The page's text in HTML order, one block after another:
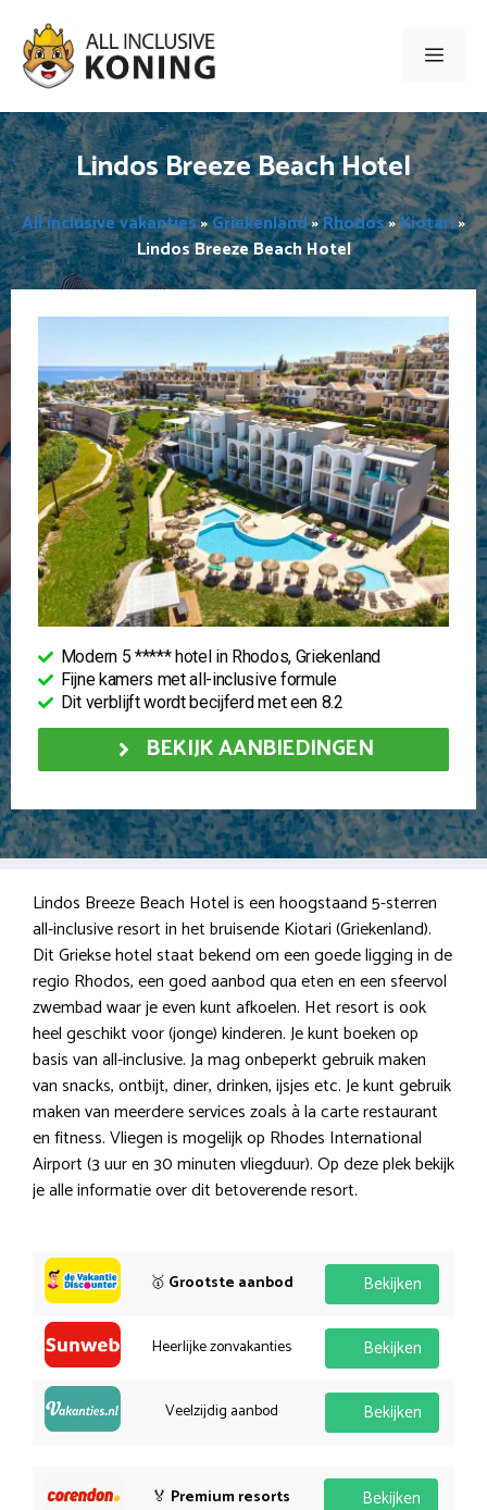
naar
inhoud
Menu
Lindos Breeze Beach Hotel
All inclusive vakanties»Griekenland»Rhodos»Kiotari»
Lindos Breeze Beach Hotel
Modern 5 ***** hotel in Rhodos, Griekenland
Fijne kamers met all-inclusive formule
Dit verblijft wordt becijferd met een 8.2
BEKIJK AANBIEDINGEN
Lindos Breeze Beach Hotel is een hoogstaand 5-sterren
all-inclusive resort in het bruisende Kiotari (Griekenland).
Dit Griekse hotel staat bekend om een goede ligging in de
regio Rhodos, een goed aanbod qua eten en een sfeervol
zwembad waar je even kunt afkoelen. Het resort is ook
heel geschikt voor (jonge) kinderen. Je kunt boeken op
basis van all-inclusive. Ja mag onbeperkt gebruik maken
van snacks, ontbijt, diner, drinken, ijsjes etc. Je kunt gebruik
maken van meerdere services zoals à la carte restaurant
en fitness. Vliegen is mogelijk op Rhodes International
Airport (3 uur en 30 minuten vliegduur). Op deze plek bekijk
je alle informatie over dit betoverende resort.
🥇 Grootste aanbod Bekijken
Heerlijke zonvakanties Bekijken
Veelzijdig aanbod Bekijken
🏅 Premium resorts Bekijken